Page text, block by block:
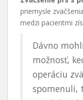
priemysle
medzi pacientmi
Dávno
možnosť,
operáciu
spomenuli,